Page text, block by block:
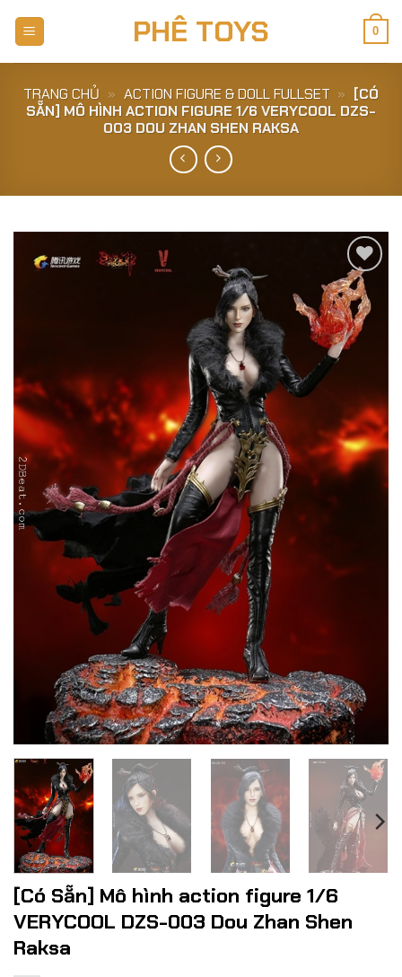
PHÊ TOYS 0
TRANG CHỦ » ACTION FIGURE & DOLL FULLSET »
[CÓ
SẴN] MÔ HÌNH ACTION FIGURE 1/6 VERYCOOL DZS-
003 DOU ZHAN SHEN RAKSA
Add to
Wishlist
[Có Sẵn] Mô hình action figure 1/6
VERYCOOL DZS-003 Dou Zhan Shen
Raksa